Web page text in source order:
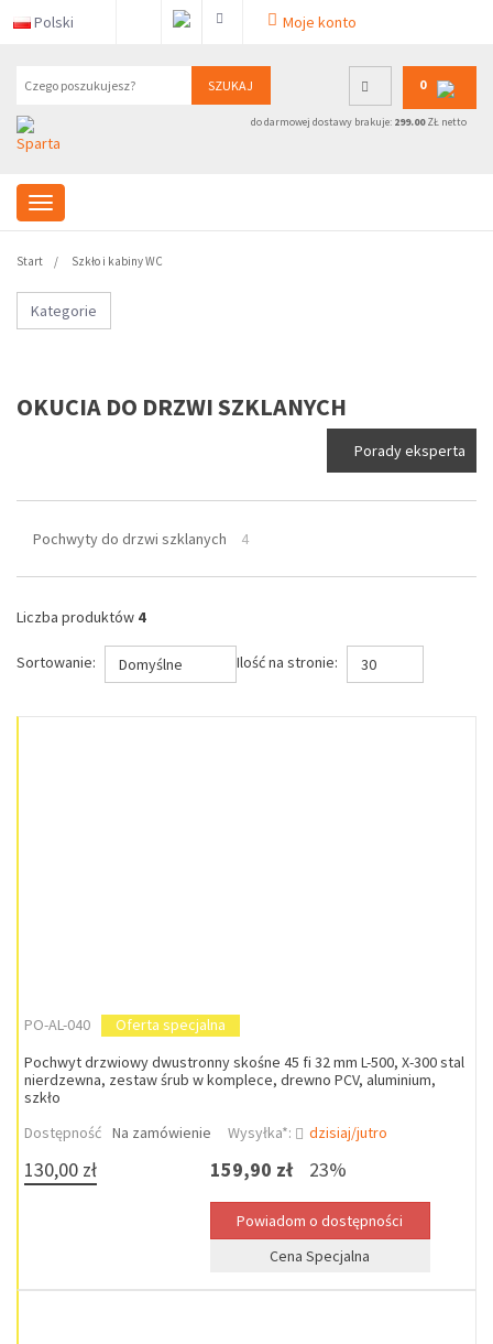
Polski Moje konto
SZUKAJ 0
do darmowej dostawy brakuje: 299.00ZŁ netto
Start Szkło i kabiny WC
Kategorie
OKUCIA DO DRZWI SZKLANYCH
Porady eksperta
Pochwyty do drzwi szklanych 4
Liczba produktów 4
Sortowanie: Domyślne Ilość na stronie: 30
PO-AL-040
Oferta specjalna
Pochwyt drzwiowy dwustronny skośne 45 fi 32 mm L-500, X-300 stal
nierdzewna, zestaw śrub w komplece, drewno PCV, aluminium,
szkło
Dostępność Na zamówienie Wysyłka*: dzisiaj/jutro
130,00 zł 159,90 zł 23%
Cena Specjalna